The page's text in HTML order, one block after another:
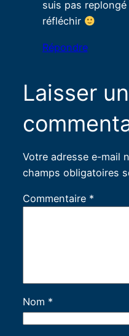
suis pas
réfléchir
Répondre
Laisser un
Votre adresse e-mail
champs obligatoires
Commentaire *
Nom *